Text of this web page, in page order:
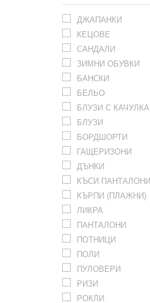
ДЖАПАНКИ
КЕЦОВЕ
САНДАЛИ
ЗИМНИ ОБУВКИ
БАНСКИ
БЕЛЬО
БЛУЗИ С КАЧУЛКА
БЛУЗИ
БОРДШОРТИ
ГАЩЕРИЗОНИ
ДЪНКИ
КЪСИ ПАНТАЛОНИ
КЪРПИ (ПЛАЖНИ)
ЛИКРА
ПАНТАЛОНИ
ПОТНИЦИ
ПОЛИ
ПУЛОВЕРИ
РИЗИ
РОКЛИ